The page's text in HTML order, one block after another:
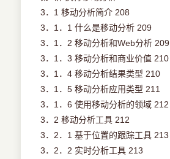
3．1 移动分析简介 208
3．1．1 什么是移动分析 209
3．1．2 移动分析和Web分析 209
3．1．3 移动分析和商业价值 210
3．1．4 移动分析结果类型 210
3．1．5 移动分析应用类型 211
3．1．6 使用移动分析的领域 212
3．2 移动分析工具 212
3．2．1 基于位置的跟踪工具 213
3．2．2 实时分析工具 213